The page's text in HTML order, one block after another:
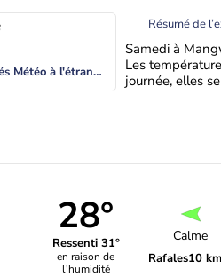
Actualités Météo à l'étranger
Résumé de
Samedi à
Les
journée, elles
28°
Ressenti 31°
en raison de
l'humidité
Calme
Rafales10